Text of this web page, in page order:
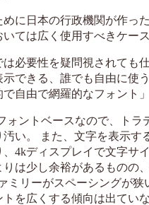
めに日本の行政機関が作っ
ては広く使用すべきケース
必要性を疑問視されても
できる、誰でも自由に使
で自由で網羅的なフォント
ォントベースなので、トラ
い。 また、文字を表示
、4kディスプレイで文字サ
りは少し余裕があるものの
ミリーがスペーシングが
トを広くする傾向は出てい